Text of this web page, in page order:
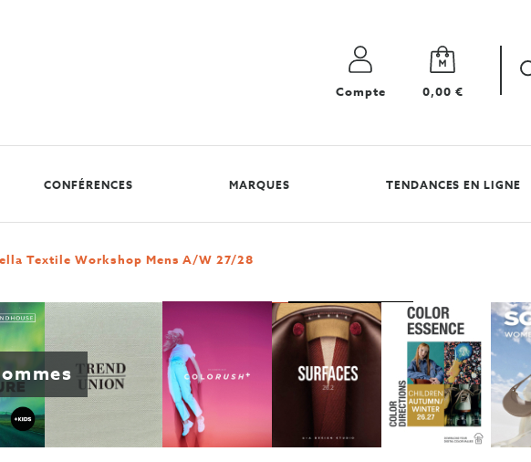
Compte 0,00 €
votre
CONFÉRENCES MARQUES TENDANCES EN LIGNE
Textile Workshop Mens A/W 27/28